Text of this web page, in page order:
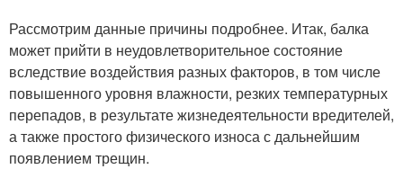
Рассмотрим данные причины подробнее. Итак, балка
может прийти в неудовлетворительное состояние
вследствие воздействия разных факторов, в том числе
повышенного уровня влажности, резких температурных
перепадов, в результате жизнедеятельности вредителей,
а также простого физического износа с дальнейшим
появлением трещин.